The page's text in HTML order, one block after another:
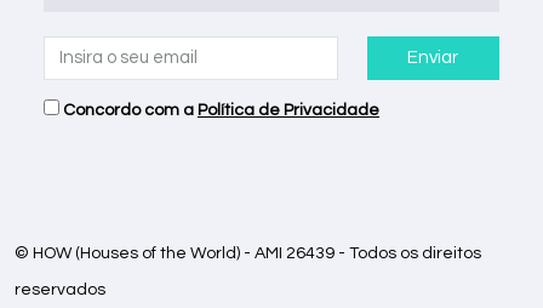
Enviar
Concordo com a Política de Privacidade
© HOW (Houses of the World) - AMI 26439 - Todos os direitos
reservados